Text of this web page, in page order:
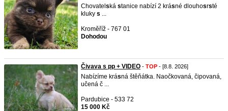
Chovatel ská stanice nabízí 2 krásné dlouhosrsté
kluky s ...
Kroměříž - 767 01
Dohodou
Čivava s pp + VIDEO - TOP - [8.8. 2026]
Nabízíme krásná štěňátka. Naočkovaná, čipovaná,
učená č ...
Pardubice - 533 72
15 000 Kč